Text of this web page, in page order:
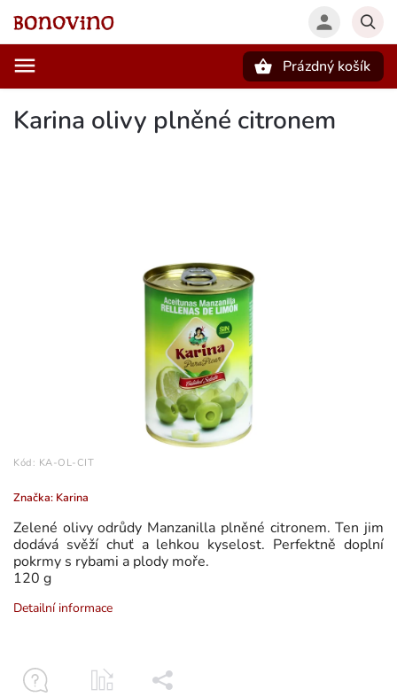
Prázdný košík
Karina olivy plněné citronem
Kód: KA-OL-CIT
Značka: Karina
Zelené olivy odrůdy Manzanilla plněné citronem. Ten jim
dodává svěží chuť a lehkou kyselost. Perfektně doplní
pokrmy s rybami a plody moře.
120 g
Detailní informace